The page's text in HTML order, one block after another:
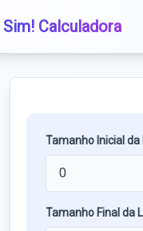
Sim! Calculadora
Tamanho Inicial da
Tamanho Final da